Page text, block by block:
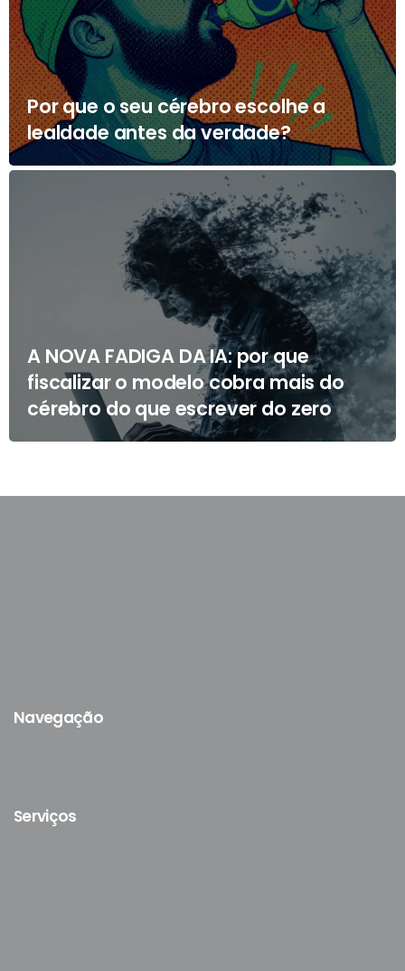
Por que o seu cérebro escolhe a
lealdade antes da verdade?
A NOVA FADIGA DA IA: por que
fiscalizar o modelo cobra mais do
cérebro do que escrever do zero
Navegação
Serviços